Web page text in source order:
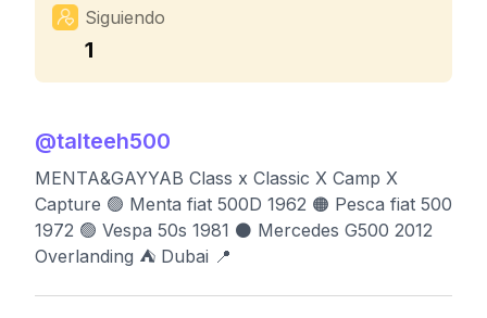
Siguiendo
1
@talteeh500
MENTA&GAYYAB Class x Classic X Camp X
Capture 🟢 Menta fiat 500D 1962 🟠 Pesca fiat 500
1972 🟢 Vespa 50s 1981 ⚫️ Mercedes G500 2012
Overlanding ⛺️ Dubai 📍